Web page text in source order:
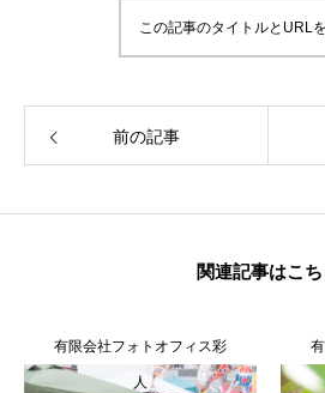
この記事のタイトルとURL
前の記事
関連記事はこ
有限会社フォトオフィス彩
人